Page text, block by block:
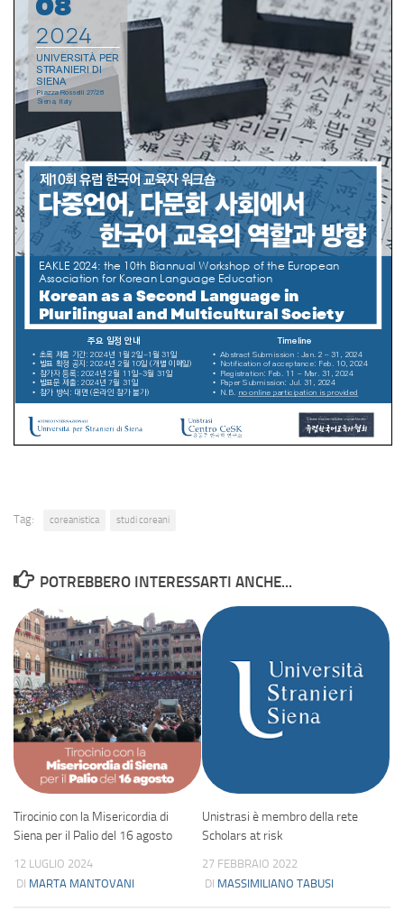
Tag: coreanistica studi coreani
POTREBBERO INTERESSARTI ANCHE...
Tirocinio con la Misericordia di
Siena per il Palio del 16 agosto
12 LUGLIO 2024
DI MARTA MANTOVANI
Unistrasi è membro della rete
Scholars at risk
27 FEBBRAIO 2022
DI MASSIMILIANO TABUSI